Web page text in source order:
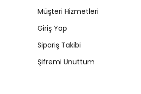
Müşteri Hizmetleri
Giriş Yap
Sipariş Takibi
Şifremi Unuttum